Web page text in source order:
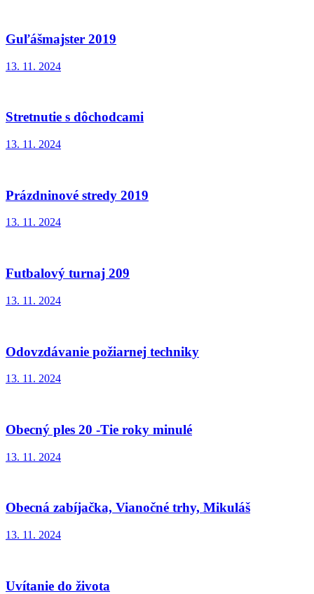
Guľášmajster 2019
13. 11. 2024
Stretnutie s dôchodcami
13. 11. 2024
Prázdninové stredy 2019
13. 11. 2024
Futbalový turnaj 209
13. 11. 2024
Odovzdávanie požiarnej techniky
13. 11. 2024
Obecný ples 20 -Tie roky minulé
13. 11. 2024
Obecná zabíjačka, Vianočné trhy, Mikuláš
13. 11. 2024
Uvítanie do života